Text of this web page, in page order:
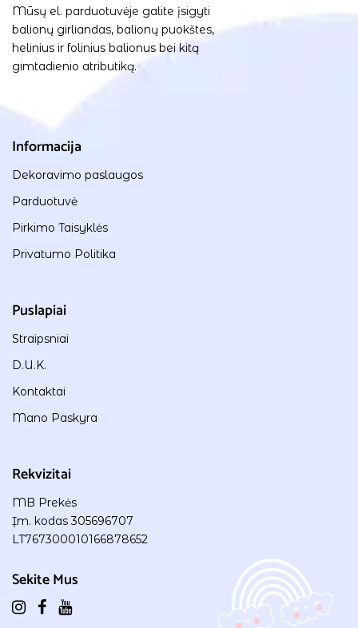
Mūsų el. parduotuvėje galite įsigyti
balionų girliandas, balionų puokštes,
helinius ir folinius balionus bei kitą
gimtadienio atributiką.
Informacija
Dekoravimo paslaugos
Parduotuvė
Pirkimo Taisyklės
Privatumo Politika
Puslapiai
Straipsniai
D.U.K.
Kontaktai
Mano Paskyra
Rekvizitai
MB Prekės
Įm. kodas 305696707
LT767300010166878652
Sekite Mus